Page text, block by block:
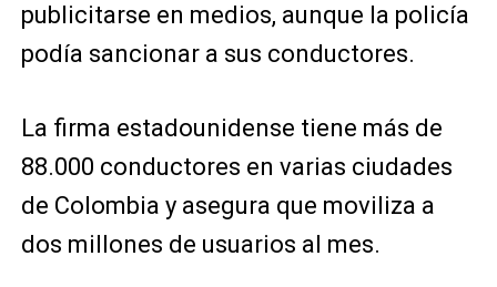
publicitarse en medios, aunque la policía
podía sancionar a sus conductores.
La firma estadounidense tiene más de
88.000 conductores en varias ciudades
de Colombia y asegura que moviliza a
dos millones de usuarios al mes.